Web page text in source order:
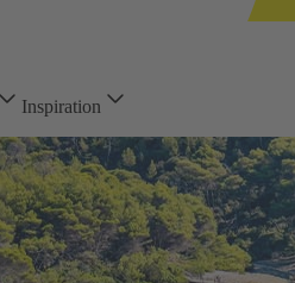
Inspiration